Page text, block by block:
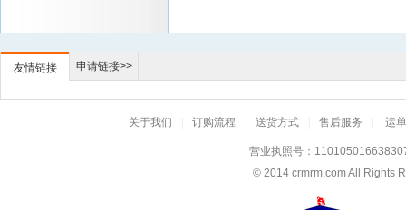
友情链接 申请链接>>
关于我们 订购流程 送货方式 售后服务 运
营业执照号：
© 2014 crmrm.comAll Rights